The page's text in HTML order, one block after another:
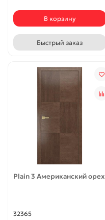
В корзину
Быстрый заказ
Plain 3 Американский орех
32365